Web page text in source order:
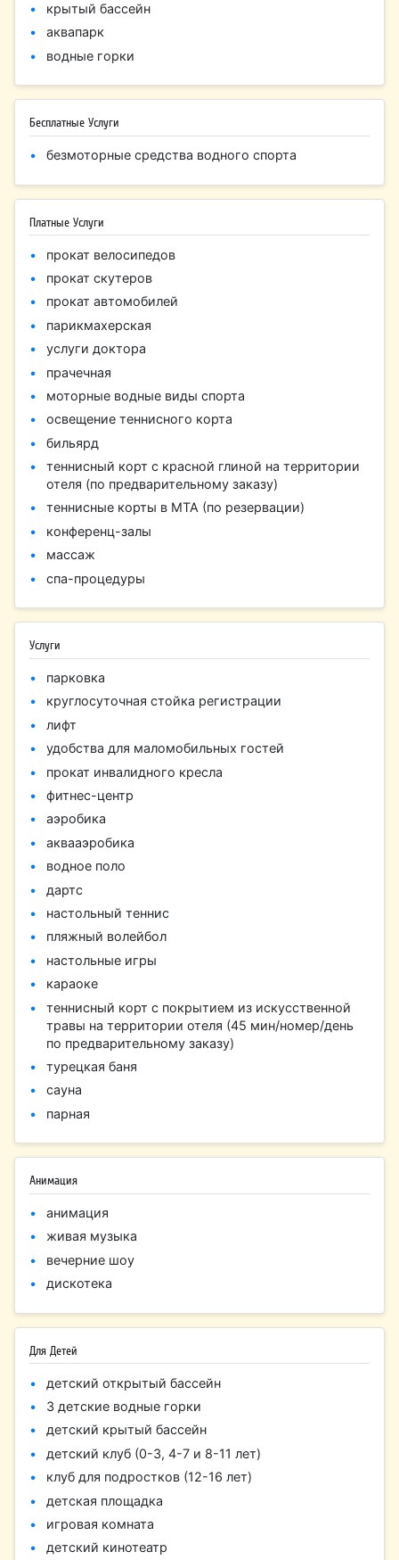
крытый бассейн
аквапарк
водные горки
Бесплатные Услуги
безмоторные средства водного спорта
Платные Услуги
прокат велосипедов
прокат скутеров
прокат автомобилей
парикмахерская
услуги доктора
прачечная
моторные водные виды спорта
освещение теннисного корта
бильярд
теннисный корт с красной глиной на территории
отеля (по предварительному заказу)
теннисные корты в MTA (по резервации)
конференц-залы
массаж
спа-процедуры
Услуги
парковка
круглосуточная стойка регистрации
лифт
удобства для маломобильных гостей
прокат инвалидного кресла
фитнес-центр
аэробика
аквааэробика
водное поло
дартс
настольный теннис
пляжный волейбол
настольные игры
караоке
теннисный корт с покрытием из искусственной
травы на территории отеля (45 мин/номер/день
по предварительному заказу)
турецкая баня
сауна
парная
Анимация
анимация
живая музыка
вечерние шоу
дискотека
Для Детей
детский открытый бассейн
3 детские водные горки
детский крытый бассейн
детский клуб (0-3, 4-7 и 8-11 лет)
клуб для подростков (12-16 лет)
детская площадка
игровая комната
детский кинотеатр